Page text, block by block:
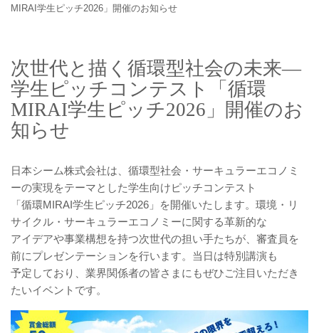
MIRAI学生ピッチ2026」開催のお知らせ
次世代と描く循環型社会の未来―
学生ピッチコンテスト「循環
MIRAI学生ピッチ2026」開催のお
知らせ
日本シーム株式会社は、循環型社会・サーキュラーエコノミ
ーの実現をテーマとした学生向けピッチコンテスト
「循環MIRAI学生ピッチ2026」を開催いたします。環境・リ
サイクル・サーキュラーエコノミーに関する革新的な
アイデアや事業構想を持つ次世代の担い手たちが、審査員を
前にプレゼンテーションを行います。当日は特別講演も
予定しており、業界関係者の皆さまにもぜひご注目いただき
たいイベントです。